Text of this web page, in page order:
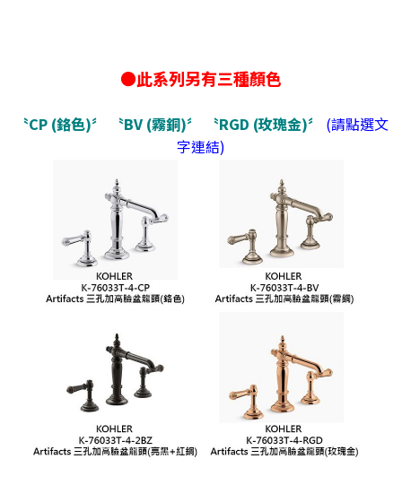
●此系列另有三種顏色
〝CP (鉻色)〞 〝BV (霧銅)〞 〝RGD (玫瑰金)〞
(請點選文
字連結)